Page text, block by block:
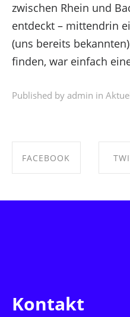
zwischen Rhein und
entdeckt – mittendrin
(uns bereits
finden, war einfach
Published by admin in
FACEBOOK
Kontakt